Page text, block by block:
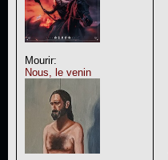
Mourir:
Nous, le venin